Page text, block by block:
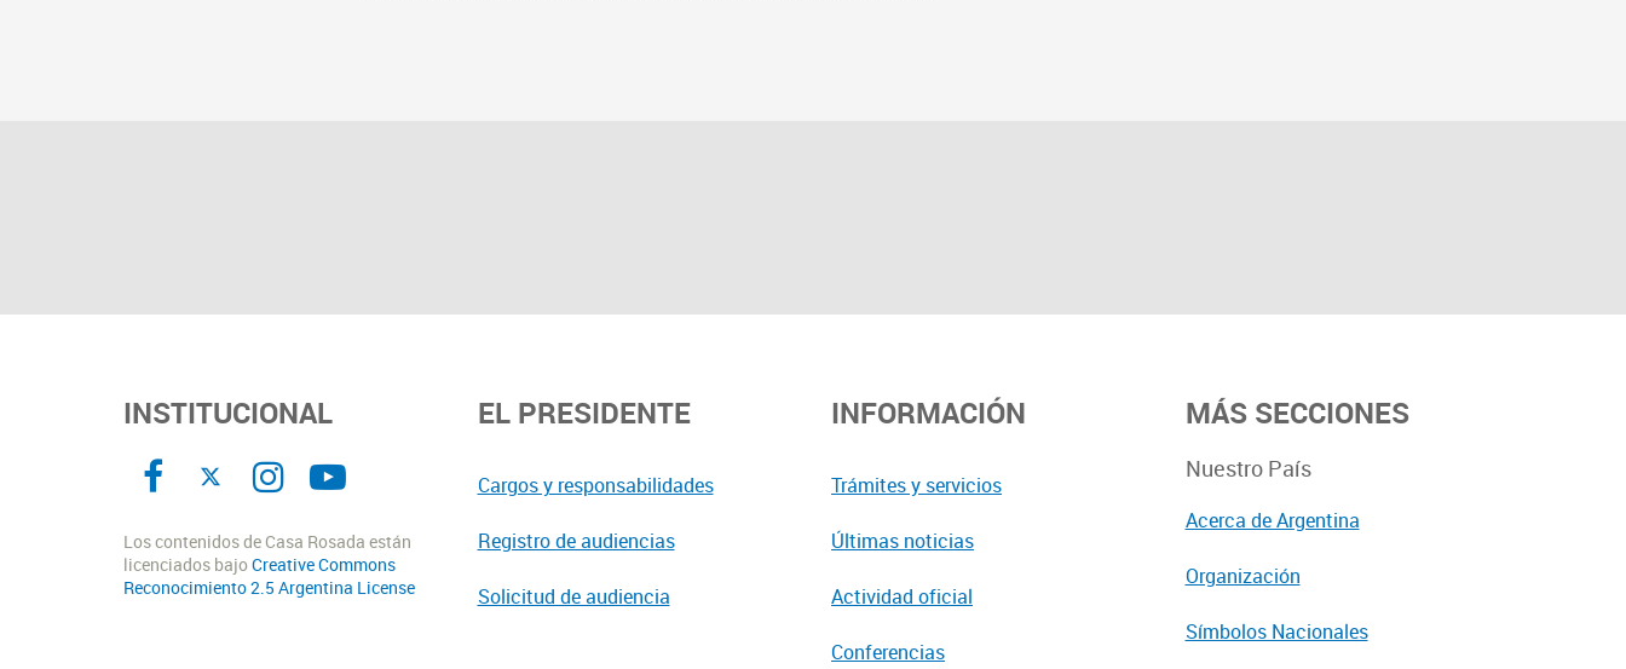
INSTITUCIONAL
Los contenidos de Casa Rosada están
licenciados bajoCreative Commons
Reconocimiento 2.5 Argentina License
EL PRESIDENTE
Cargos y responsabilidades
Registro de audiencias
Solicitud de audiencia
INFORMACIÓN
Trámites y servicios
Últimas noticias
Actividad oficial
Conferencias
MÁS SECCIONES
Nuestro País
Acerca de Argentina
Organización
Símbolos Nacionales